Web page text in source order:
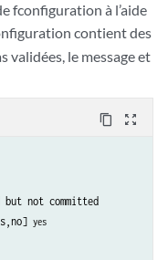
fconfiguration à l’aide
contient des
validées, le message et
content_copy zoom_out_map
but not committed
yes